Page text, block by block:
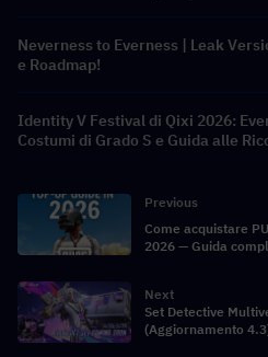
Neverness to Everness | Leak
e Roadmap!
Identity V Festival di Qixi 2026:
Costumi di Grado S e Guida alle
Previous
Come acquistare
2026 — Guida
Next
Set Detective
(Aggiornamento